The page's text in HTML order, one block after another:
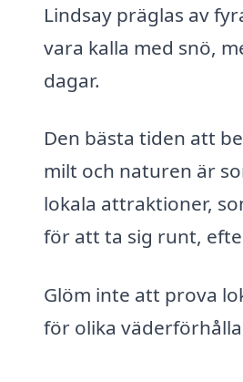
Lindsay präglas av
vara kalla med snö,
dagar.
Den bästa tiden att
milt och naturen är
lokala attraktioner,
för att ta sig runt,
Glöm inte att prova
för olika